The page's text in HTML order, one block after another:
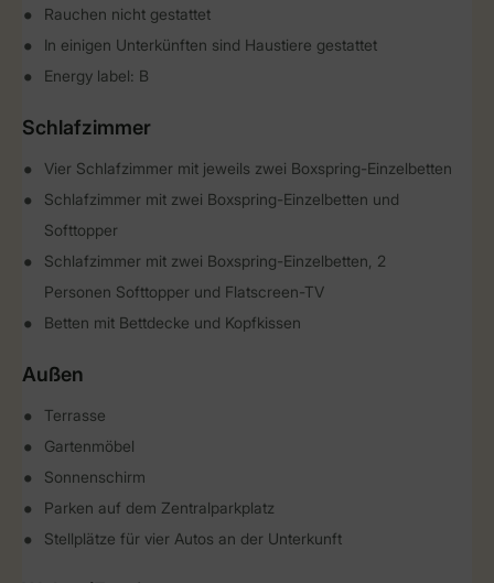
Rauchen nicht gestattet
In einigen Unterkünften sind Haustiere gestattet
Energy label: B
Schlafzimmer
Vier Schlafzimmer mit jeweils zwei Boxspring-Einzelbetten
Schlafzimmer mit zwei Boxspring-Einzelbetten und
Softtopper
Schlafzimmer mit zwei Boxspring-Einzelbetten, 2
Personen Softtopper und Flatscreen-TV
Betten mit Bettdecke und Kopfkissen
Außen
Terrasse
Gartenmöbel
Sonnenschirm
Parken auf dem Zentralparkplatz
Stellplätze für vier Autos an der Unterkunft